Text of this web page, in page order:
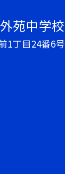
苑中学校
1丁目24番6号